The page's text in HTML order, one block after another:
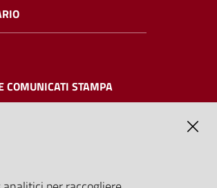
COMUNICATI STAMPA